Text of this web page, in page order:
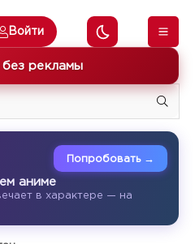
без рекламы
Войти
аниме
в характере — на
Попробовать →